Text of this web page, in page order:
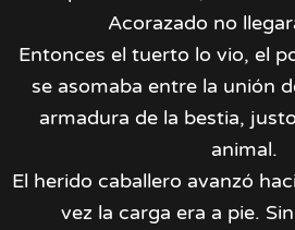
Acorazado no
Entonces el tuerto lo vio, el
se asomaba entre la unión
armadura de la bestia,
animal.
El herido caballero avanzó
vez la carga era a pie.